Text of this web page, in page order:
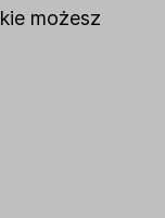
możesz